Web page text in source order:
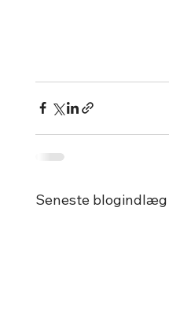
Seneste blogindlæg